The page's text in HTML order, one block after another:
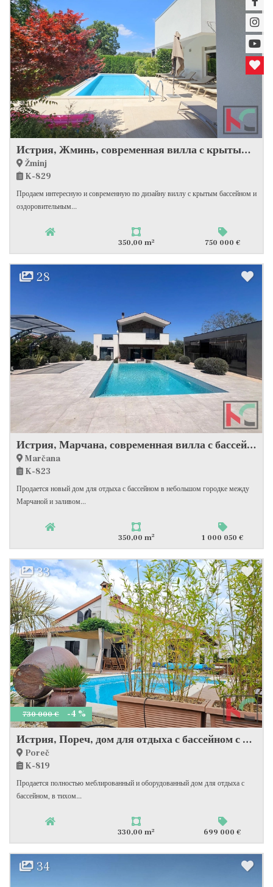
Истрия, Жминь, современная вилла с крытым и открытым бассейном 350м2 #продажа
Žminj
K-829
Продаем интересную и современную по дизайну виллу с крытым бассейном и
оздоровительным...
350,00 m2 750 000 €
28
Истрия, Марчана, современная вилла с бассейном в тихом месте, #продажа
Marčana
K-823
Продается новый дом для отдыха с бассейном в небольшом городке между
Марчаной и заливом...
350,00 m2 1 000 050 €
33
730 000 € -4 %
Истрия, Пореч, дом для отдыха с бассейном с подогревом и ландшафтным садом, #продажа
Poreč
K-819
Продается полностью меблированный и оборудованный дом для отдыха с
бассейном, в тихом...
330,00 m2 699 000 €
34